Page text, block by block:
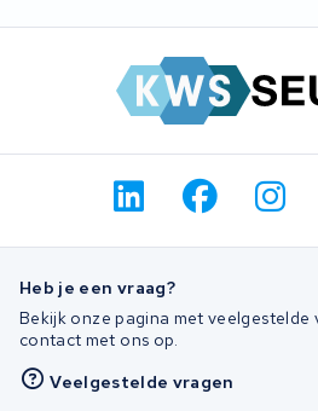
Heb je een vraag?
Bekijk onze pagina met
contact met ons op.
Veelgestelde vragen